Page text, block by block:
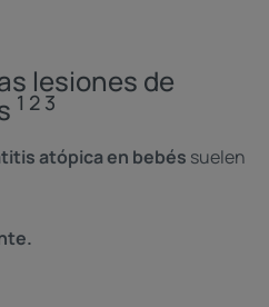
lesiones de
1 2 3
atópica en bebés suelen